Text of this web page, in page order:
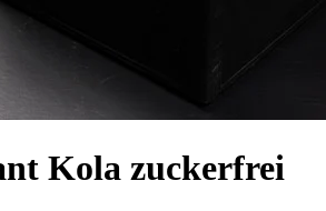
Kola zuckerfrei